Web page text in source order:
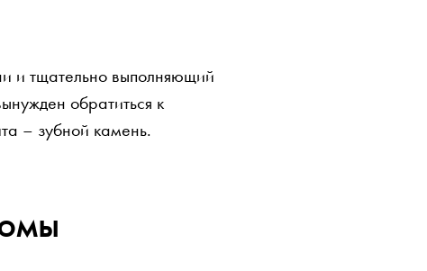
и тщательно выполняющий
обратиться к
– зубной камень.